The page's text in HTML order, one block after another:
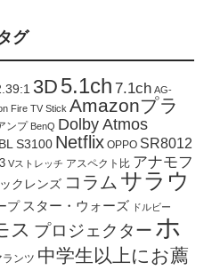
グ
3D 5.1ch 7.1ch AG-
Fire TV Stick Amazonプラ
ンプ BenQ Dolby Atmos
S3100 Netflix OPPO SR8012
Vストレッチ アスペクト比 アナモフ
クレンズ コラム サラウ
プ スター・ウォーズ ドルビー
ス プロジェクター ホ
ランツ 中学生以上にお薦